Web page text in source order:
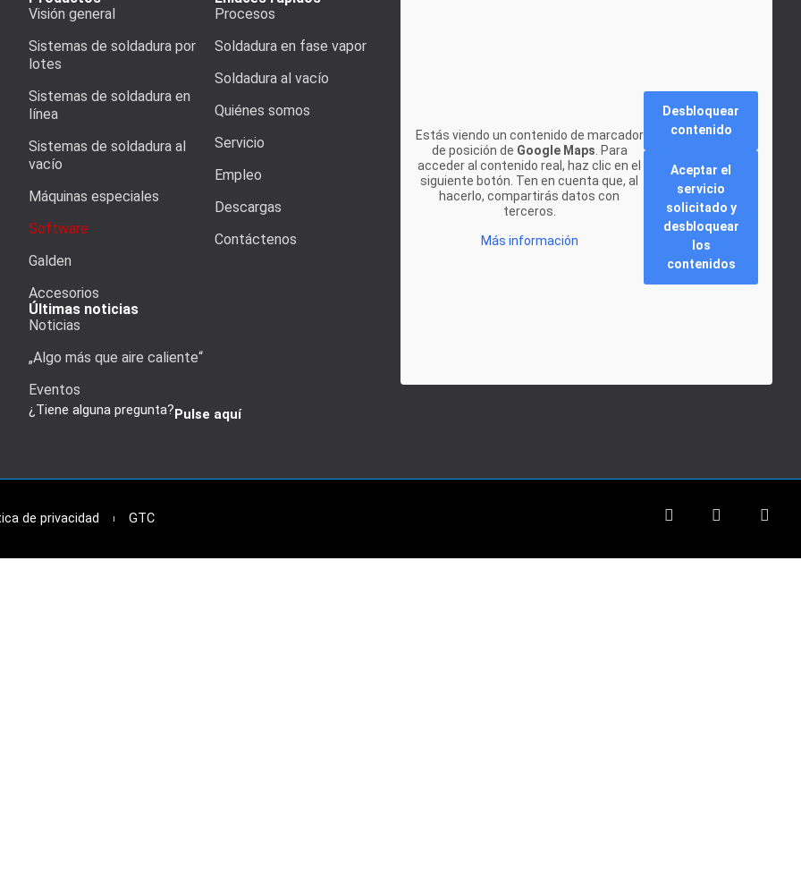
Visión general
Sistemas de soldadura por
lotes
Sistemas de soldadura en
línea
Sistemas de soldadura al
vacío
Máquinas especiales
Software
Galden
Accesorios
Procesos
Soldadura en fase vapor
Soldadura al vacío
Quiénes somos
Servicio
Empleo
Descargas
Contáctenos
Últimas noticias
Noticias
„Algo más que aire caliente“
Eventos
Estás viendo un contenido de marcador
de posición de Google Maps . Para
acceder al contenido real, haz clic en el
siguiente botón. Ten en cuenta que, al
hacerlo, compartirás datos con
terceros.
Más información
Desbloquear
contenido
Aceptar el
servicio
solicitado y
desbloquear
los
contenidos
¿Tiene alguna pregunta?Pulse aquí
de privacidad GTC